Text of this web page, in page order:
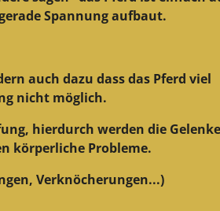
Spannung aufbaut.
auch dazu dass das Pferd viel
nicht möglich.
hierdurch werden die
körperliche Probleme.
Verknöcherungen...)